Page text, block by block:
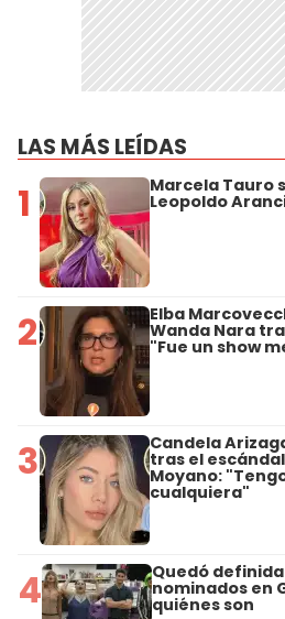
LAS MÁS LEÍDAS
1 Marcela Tauro
Leopoldo
2 Elba
Wanda Nara
"Fue un show
3 Candela
tras el
Moyano:
cualquiera"
4 Quedó
nominados en
quiénes son